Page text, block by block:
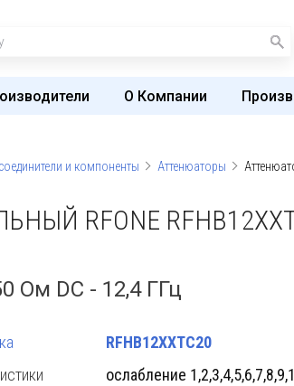
О Компании
и компоненты Аттенюаторы
RFONE
Ом DC - 12,4 ГГц
RFHB12XXTC20
ослабление